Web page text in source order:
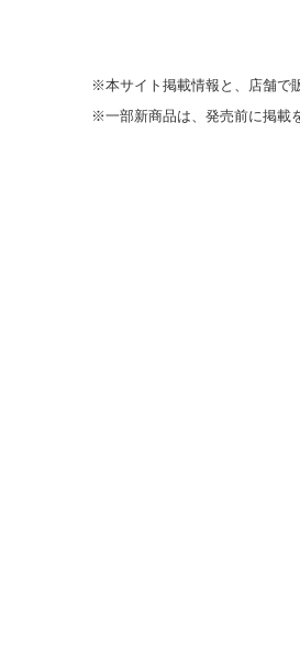
※本サイト掲載情報と、店舗で
※一部新商品は、発売前に掲載